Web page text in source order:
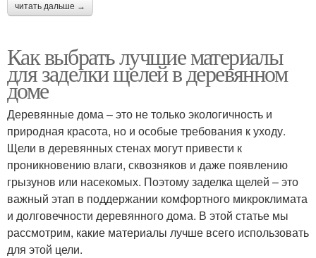
читать дальше →
Как выбрать лучшие материалы
для заделки щелей в деревянном
доме
Деревянные дома – это не только экологичность и
природная красота, но и особые требования к уходу.
Щели в деревянных стенах могут привести к
проникновению влаги, сквозняков и даже появлению
грызунов или насекомых. Поэтому заделка щелей – это
важный этап в поддержании комфортного микроклимата
и долговечности деревянного дома. В этой статье мы
рассмотрим, какие материалы лучше всего использовать
для этой цели.